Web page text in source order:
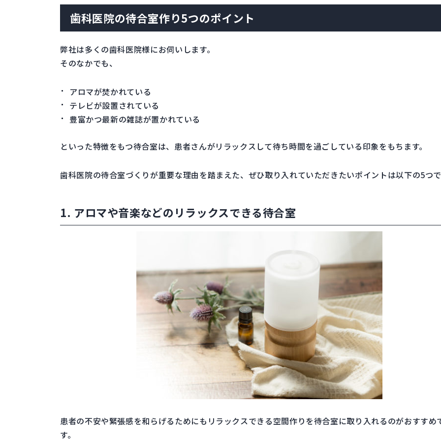
歯科医院の待合室作り5つのポイント
弊社は多くの歯科医院様にお伺いします。
そのなかでも、
アロマが焚かれている
テレビが設置されている
豊富かつ最新の雑誌が置かれている
といった特徴をもつ待合室は、患者さんがリラックスして待ち時間を過ごしている印象をもちます。
歯科医院の待合室づくりが重要な理由を踏まえた、ぜひ取り入れていただきたいポイントは以下の5つ
1. アロマや音楽などのリラックスできる待合室
患者の不安や緊張感を和らげるためにもリラックスできる空間作りを待合室に取り入れるのがおすすめ
す。